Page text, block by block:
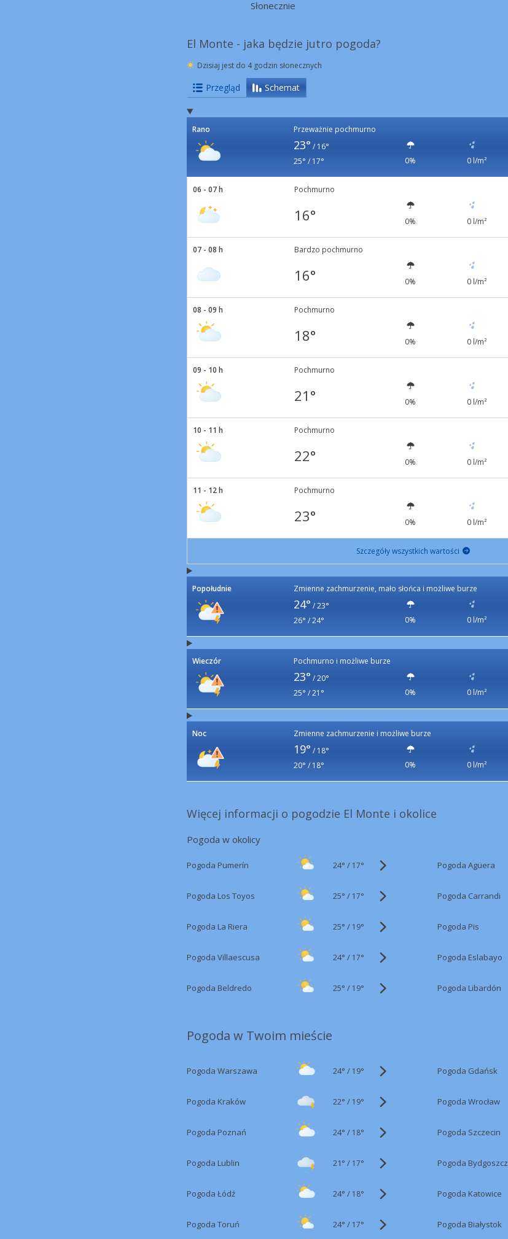
Słonecznie
El Monte - jaka będzie jutro pogoda?
Dzisiaj jest do 4 godzin słonecznych
Przegląd Schemat
Rano Przeważnie pochmurno
23° / 16°
25° / 17°
0% 0 l/m²
06 - 07 h Pochmurno
16° 0% 0 l/m²
07 - 08 h Bardzo pochmurno
16° 0% 0 l/m²
08 - 09 h Pochmurno
18° 0% 0 l/m²
09 - 10 h Pochmurno
21° 0% 0 l/m²
10 - 11 h Pochmurno
22° 0% 0 l/m²
11 - 12 h Pochmurno
23° 0% 0 l/m²
Szczegóły wszystkich wartości
Popołudnie Zmienne zachmurzenie, mało słońca i możliwe burze
24° /23°
26° / 24°
0% 0 l/m²
Wieczór Pochmurno i możliwe burze
23° /20°
25° / 21°
0% 0 l/m²
Noc Zmienne zachmurzenie i możliwe burze
19° / 18°
20° / 18°
0% 0 l/m²
Więcej informacji o pogodzie El Monte i okolice
Pogoda w okolicy
Pogoda Pumerín 24° / 17° Pogoda Agüera
Pogoda Los Toyos 25° / 17° Pogoda Carrandi
Pogoda La Riera 25° / 19° Pogoda Pis
Pogoda Villaescusa 24° / 17° Pogoda Eslabayo
Pogoda Beldredo 25° / 19° Pogoda Libardón
Pogoda w Twoim mieście
Pogoda Warszawa 24° / 19° Pogoda Gdańsk
Pogoda Kraków 22° / 19° Pogoda Wrocław
Pogoda Poznań 24° / 18° Pogoda Szczecin
Pogoda Lublin 21° / 17° Pogoda Bydgoszcz
Pogoda Łódź 24° / 18° Pogoda Katowice
Pogoda Toruń 24° / 17° Pogoda Białystok